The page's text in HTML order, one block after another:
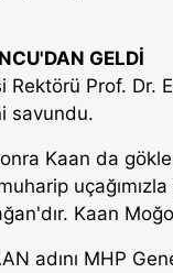
GELDİ
Prof. Dr.
savundu.
Kaan da
Kaan
adını MHP